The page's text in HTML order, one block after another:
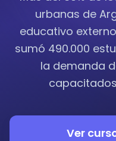
urbanas de
educativo
sumó 490.000
la demanda
Ver